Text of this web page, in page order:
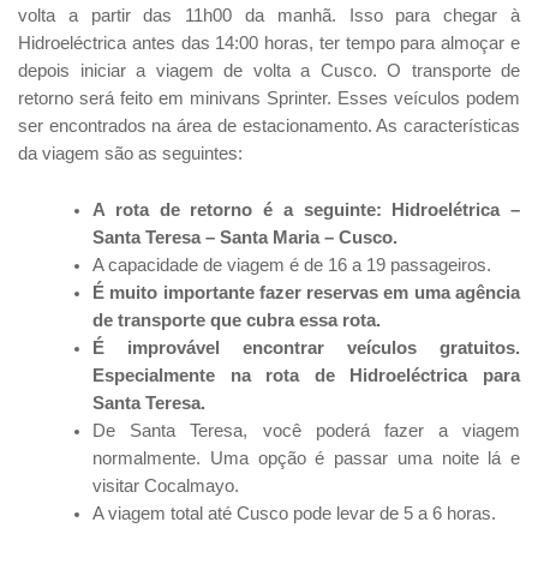
volta a partir das 11h00 da manhã. Isso para chegar à
Hidroeléctrica antes das 14:00 horas, ter tempo para almoçar e
depois iniciar a viagem de volta a Cusco. O transporte de
retorno será feito em minivans Sprinter. Esses veículos podem
ser encontrados na área de estacionamento. As características
da viagem são as seguintes:
A rota de retorno é a seguinte: Hidroelétrica –
Santa Teresa – Santa Maria – Cusco.
A capacidade de viagem é de 16 a 19 passageiros.
É muito importante fazer reservas em uma agência
de transporte que cubra essa rota.
É improvável encontrar veículos gratuitos.
Especialmente na rota de Hidroeléctrica para
Santa Teresa.
De Santa Teresa, você poderá fazer a viagem
normalmente. Uma opção é passar uma noite lá e
visitar Cocalmayo.
A viagem total até Cusco pode levar de 5 a 6 horas.